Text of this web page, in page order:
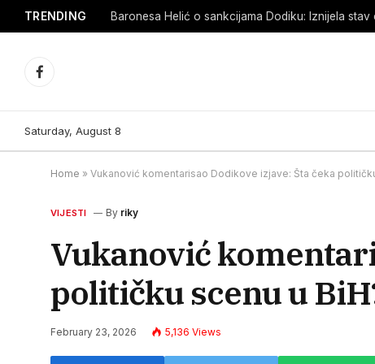
TRENDING Baronesa Helić o sankcijama Dodiku: Iznijela stav
Facebook
Saturday, August 8
Home » Vukanović komentarisao Dodikove izjave: Šta čeka
VIJESTI By riky
Vukanović
političku scenu u
February 23, 2026 5,136 Views